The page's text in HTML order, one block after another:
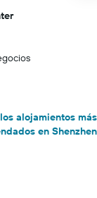
alojamientos más
en Shenzhen